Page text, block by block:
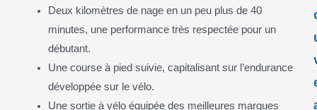
Deux kilomètres de nage en un peu plus de 40
minutes, une performance très respectée pour un
débutant.
Une course à pied suivie, capitalisant sur l’endurance
développée sur le vélo.
Une sortie à vélo équipée des meilleures marques